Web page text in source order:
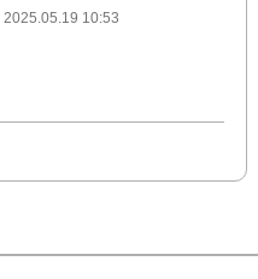
2025.05.19 10:53